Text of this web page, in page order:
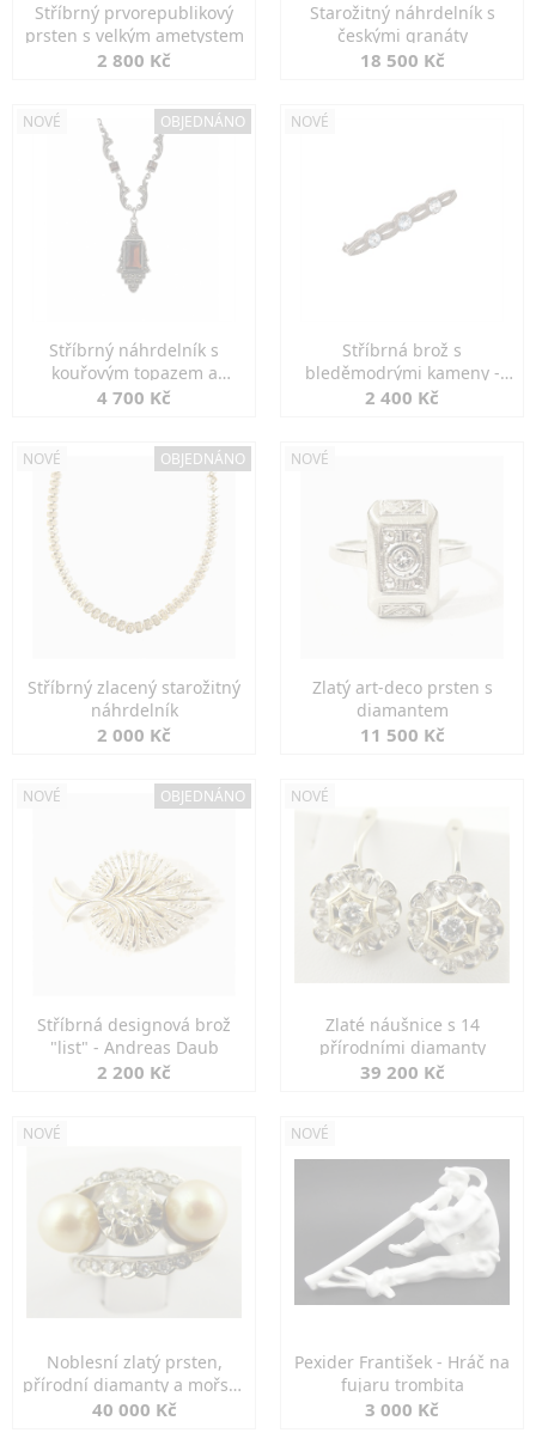
Stříbrný prvorepublikový
prsten s velkým ametystem
2 800 Kč
Starožitný náhrdelník s
českými granáty
18 500 Kč
NOVÉ OBJEDNÁNO
Stříbrný náhrdelník s
kouřovým topazem a
markazity
4 700 Kč
NOVÉ
Stříbrná brož s
bleděmodrými kameny -
jemná elegance
2 400 Kč
NOVÉ OBJEDNÁNO
Stříbrný zlacený starožitný
náhrdelník
2 000 Kč
NOVÉ
Zlatý art-deco prsten s
diamantem
11 500 Kč
NOVÉ OBJEDNÁNO
Stříbrná designová brož
"list" - Andreas Daub
2 200 Kč
NOVÉ
Zlaté náušnice s 14
přírodními diamanty
39 200 Kč
NOVÉ
Noblesní zlatý prsten,
přírodní diamanty a mořské
perly
40 000 Kč
NOVÉ
Pexider František - Hráč na
fujaru trombita
3 000 Kč